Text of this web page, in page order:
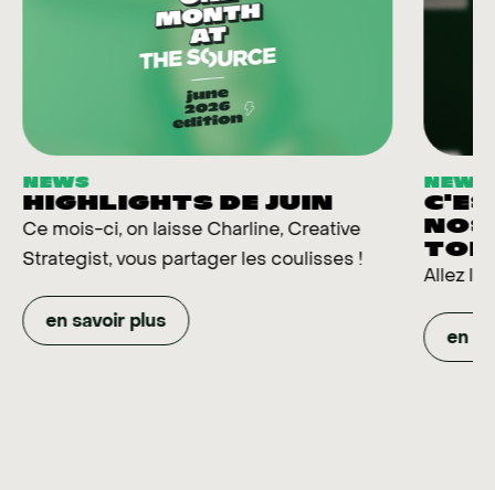
NEWS
HIGHLIGHTS DE JUIN
Ce mois-ci, on laisse Charline, Creative
Strategist, vous partager les coulisses !
en savoir plus
NEWS
TOP
Allez
en